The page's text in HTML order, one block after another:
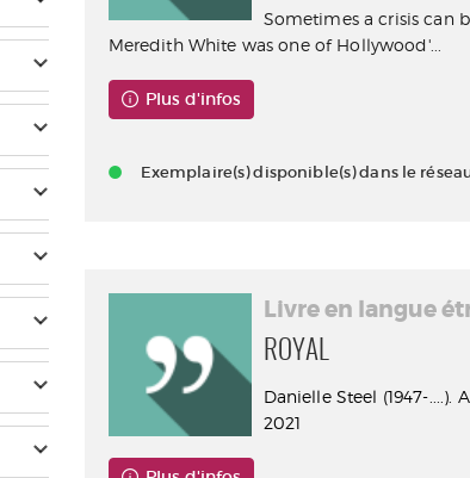
Sometimes a crisis can
Meredith White was one of Hollywood'...
Plus d'infos
Exemplaire(s) disponible(s) dans le
Livre en langue
ROYAL
Danielle Steel (1947-
2021